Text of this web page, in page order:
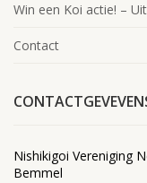
Win een Koi actie! –
Contact
Nishikigoi Vereniging
Bemmel